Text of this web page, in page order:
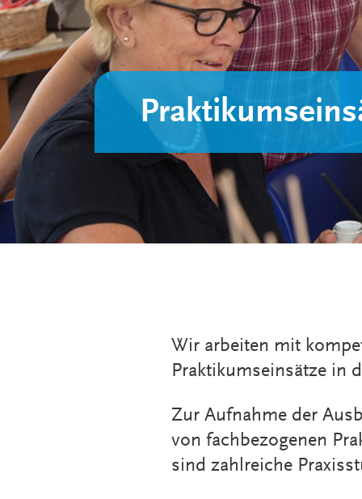
Wir arbeiten mit
Praktikumseinsätze in
Zur Aufnahme der
von fachbezogenen
sind zahlreiche